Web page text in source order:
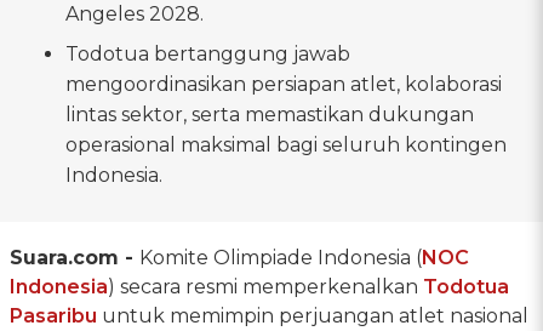
Angeles 2028.
Todotua bertanggung jawab
mengoordinasikan persiapan atlet, kolaborasi
lintas sektor, serta memastikan dukungan
operasional maksimal bagi seluruh kontingen
Indonesia.
Suara.com - Komite Olimpiade Indonesia (NOC
Indonesia) secara resmi memperkenalkan Todotua
Pasaribu untuk memimpin perjuangan atlet nasional